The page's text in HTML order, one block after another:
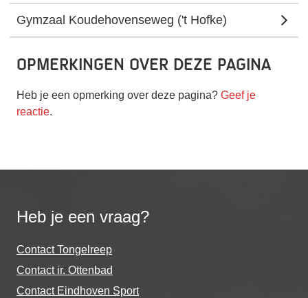
Gymzaal Koudehovenseweg ('t Hofke)
Opmerkingen over deze pagina
Heb je een opmerking over deze pagina? Geef je
reactie.
Heb je een vraag?
Contact Tongelreep
Contact ir. Ottenbad
Contact Eindhoven Sport